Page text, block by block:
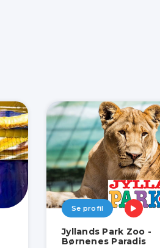
Se profil
Jyllands Park Zoo -
Børnenes Paradis